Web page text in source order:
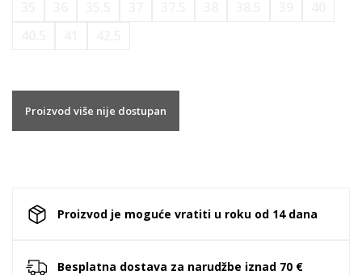
Proizvod više nije dostupan
Proizvod je moguće vratiti u roku od 14 dana
Besplatna dostava za narudžbe iznad 70 €